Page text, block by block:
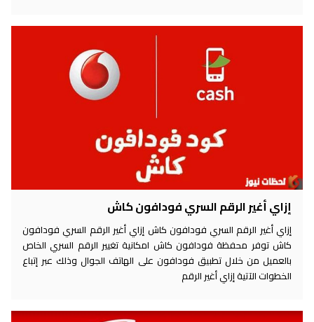
إزاي أغير الرقم السري فودافون كاش
إزاي أغير الرقم السري فودافون كاش إزاي أغير الرقم السري فودافون
كاش توفر محفظة فودافون كاش امكانية تغيير الرقم السري الخاص
بالعميل من خلال تطبيق فودافون على الهاتف الجوال وذلك عبر إتباع
الخطوات الآتية إزاي أغير الرقم